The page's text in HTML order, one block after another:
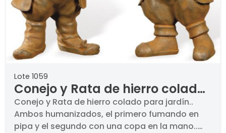
Lote 1059
Conejo y Rata de hierro colado
para jardín.
Conejo y Rata de hierro colado para jardín..
Ambos humanizados, el primero fumando en
pipa y el segundo con una copa en la mano..